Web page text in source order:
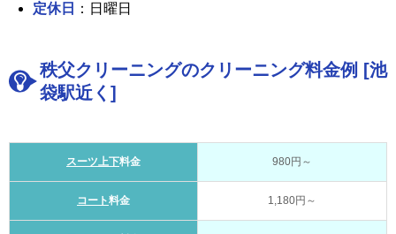
定休日
：日曜日
秩父クリーニングのクリーニング料金例 [池
袋駅近く]
スーツ上下料金 980円～
コート料金 1,180円～